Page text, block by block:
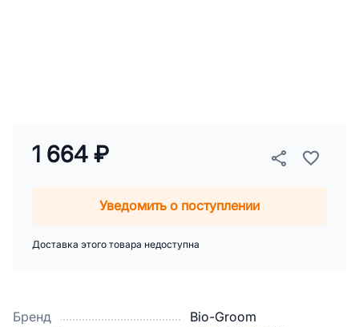
Бренд
Bio-Groom
1 664 ₽
Уведомить о поступлении
Доставка этого товара недоступна